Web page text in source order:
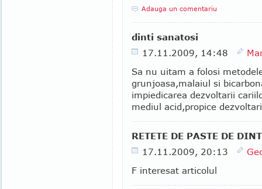
Adauga un comentariu
dinti sanatosi
17.11.2009, 14:48
Sa nu uitam a folosi
grunjoasa,malaiul si
impiedicarea dezvoltarii
mediul acid,propice
RETETE DE PASTE DE
17.11.2009, 20:13
F interesat articolul